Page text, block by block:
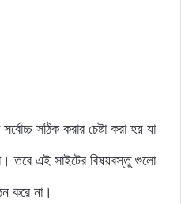
সঠিক করার চেষ্টা করা হয় যা
তবে এই সাইটের বিষয়বস্তু গুলো
করে না।